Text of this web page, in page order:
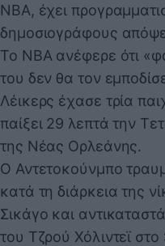
NBA, έχει
δημοσιογράφους
Το ΝΒΑ ανέφερε ότι
του δεν θα τον
Λέικερς έχασε τρία
παίξει 29 λεπτά την
της Νέας Ορλεάνης.
Ο Αντετοκούνμπο
κατά τη διάρκεια της
Σικάγο και
του Τζρού Χόλιντεϊ